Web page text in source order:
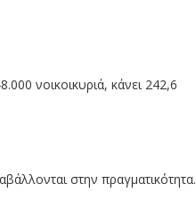
νοικοικυριά, κάνει 242,6
στην πραγματικότητα.